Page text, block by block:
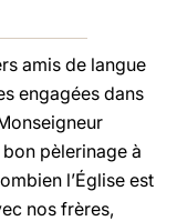
amis de langue
engagées dans
pèlerinage à
l’Église est
nos frères,